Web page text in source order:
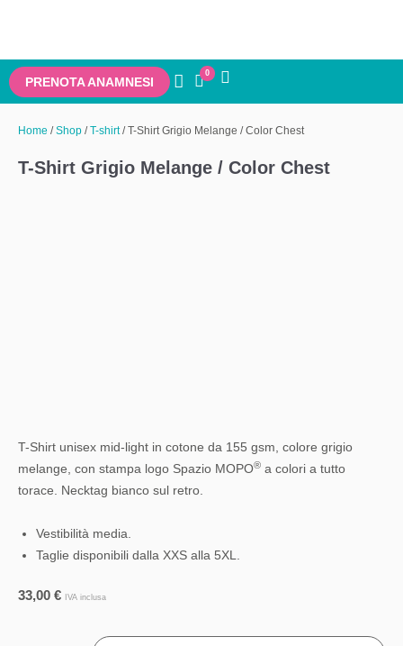
PRENOTA ANAMNESI
0
Home /Shop /T-shirt/ T-Shirt Grigio Melange / Color Chest
T-Shirt Grigio Melange / Color Chest
T-Shirt unisex mid-light in cotone da 155 gsm, colore grigio
melange, con stampa logo Spazio MOPO® a colori a tutto
torace. Necktag bianco sul retro.
Vestibilità media.
Taglie disponibili dalla XXS alla 5XL.
33,00 € IVA inclusa